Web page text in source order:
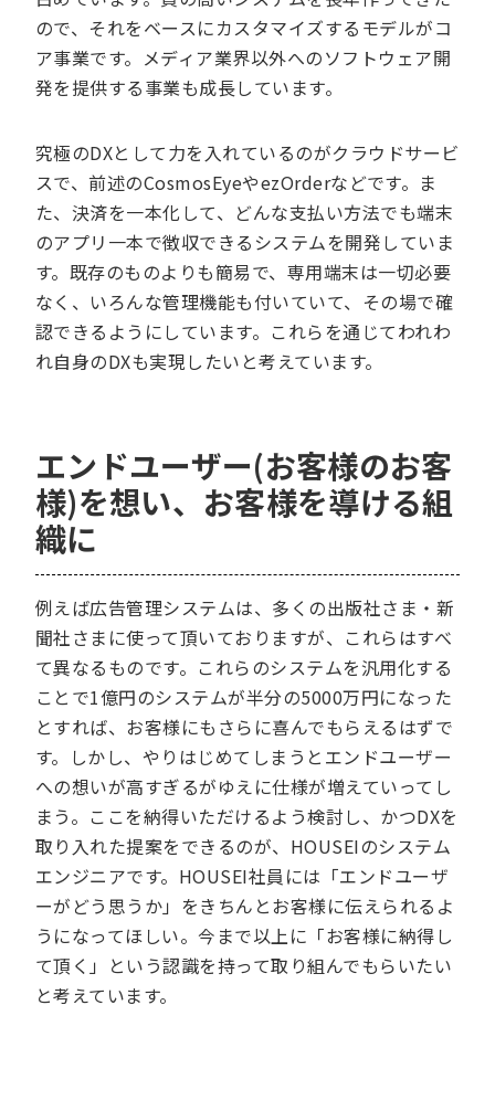
ので、それをベースにカスタマイズするモデルがコ
ア事業です。メディア業界以外へのソフトウェア開
発を提供する事業も成長しています。
究極のDXとして力を入れているのがクラウドサービ
スで、前述のCosmosEyeやezOrderなどです。ま
た、決済を一本化して、どんな支払い方法でも端末
のアプリ一本で徴収できるシステムを開発していま
す。既存のものよりも簡易で、専用端末は一切必要
なく、いろんな管理機能も付いていて、その場で確
認できるようにしています。これらを通じてわれわ
れ自身のDXも実現したいと考えています。
エンドユーザー(お客様のお客
様)を想い、お客様を導ける組
織に
例えば広告管理システムは、多くの出版社さま・新
聞社さまに使って頂いておりますが、これらはすべ
て異なるものです。これらのシステムを汎用化する
ことで1億円のシステムが半分の5000万円になった
とすれば、お客様にもさらに喜んでもらえるはずで
す。しかし、やりはじめてしまうとエンドユーザー
への想いが高すぎるがゆえに仕様が増えていってし
まう。ここを納得いただけるよう検討し、かつDXを
取り入れた提案をできるのが、HOUSEIのシステム
エンジニアです。HOUSEI社員には「エンドユーザ
ーがどう思うか」をきちんとお客様に伝えられるよ
うになってほしい。今まで以上に「お客様に納得し
て頂く」という認識を持って取り組んでもらいたい
と考えています。